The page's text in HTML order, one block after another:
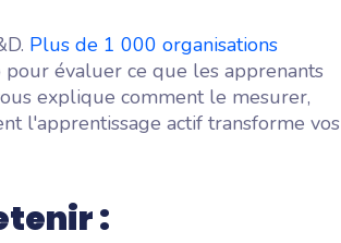
Plus de 1 000 organisations
évaluer ce que les apprenants
explique comment le mesurer,
l'apprentissage actif transforme vos
: